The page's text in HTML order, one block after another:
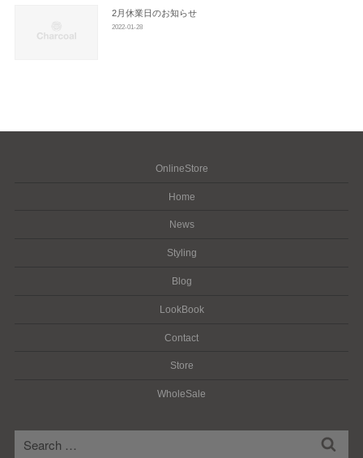
2月休業日のお知らせ
2022-01-28
OnlineStore
Home
News
Styling
Blog
LookBook
Contact
Store
WholeSale